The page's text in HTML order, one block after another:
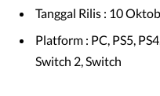
Tanggal Rilis : 10
Platform : PC, PS5,
Switch 2, Switch